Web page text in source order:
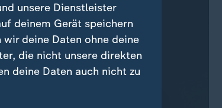
unsere Dienstleister
deinem Gerät speichern
deine Daten ohne deine
die nicht unsere direkten
deine Daten auch nicht zu